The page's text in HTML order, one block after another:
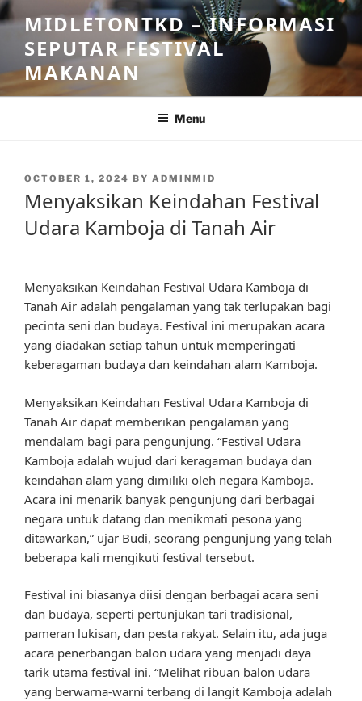
Skip
to
content
MIDLETONTKD – INFORMASI
SEPUTAR FESTIVAL
MAKANAN
Menu
POSTED
OCTOBER 1, 2024 BY ADMINMID
Menyaksikan Keindahan Festival
Udara Kamboja di Tanah Air
Menyaksikan Keindahan Festival Udara Kamboja di
Tanah Air adalah pengalaman yang tak terlupakan bagi
pecinta seni dan budaya. Festival ini merupakan acara
yang diadakan setiap tahun untuk memperingati
keberagaman budaya dan keindahan alam Kamboja.
Menyaksikan Keindahan Festival Udara Kamboja di
Tanah Air dapat memberikan pengalaman yang
mendalam bagi para pengunjung. “Festival Udara
Kamboja adalah wujud dari keragaman budaya dan
keindahan alam yang dimiliki oleh negara Kamboja.
Acara ini menarik banyak pengunjung dari berbagai
negara untuk datang dan menikmati pesona yang
ditawarkan,” ujar Budi, seorang pengunjung yang telah
beberapa kali mengikuti festival tersebut.
Festival ini biasanya diisi dengan berbagai acara seni
dan budaya, seperti pertunjukan tari tradisional,
pameran lukisan, dan pesta rakyat. Selain itu, ada juga
acara penerbangan balon udara yang menjadi daya
tarik utama festival ini. “Melihat ribuan balon udara
yang berwarna-warni terbang di langit Kamboja adalah